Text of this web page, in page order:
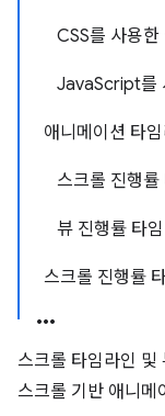
CSS를 사용
JavaScript를
애니메이션 타
스크롤 진행률
뷰 진행률 타
스크롤 진행률
스크롤 타임라인 및
스크롤 기반 애니메